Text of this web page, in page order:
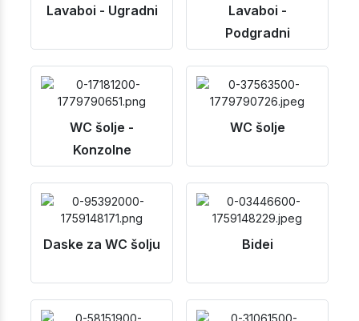
Lavaboi - Ugradni
Lavaboi -
Podgradni
WC šolje -
Konzolne
WC šolje
Daske za WC šolju Bidei